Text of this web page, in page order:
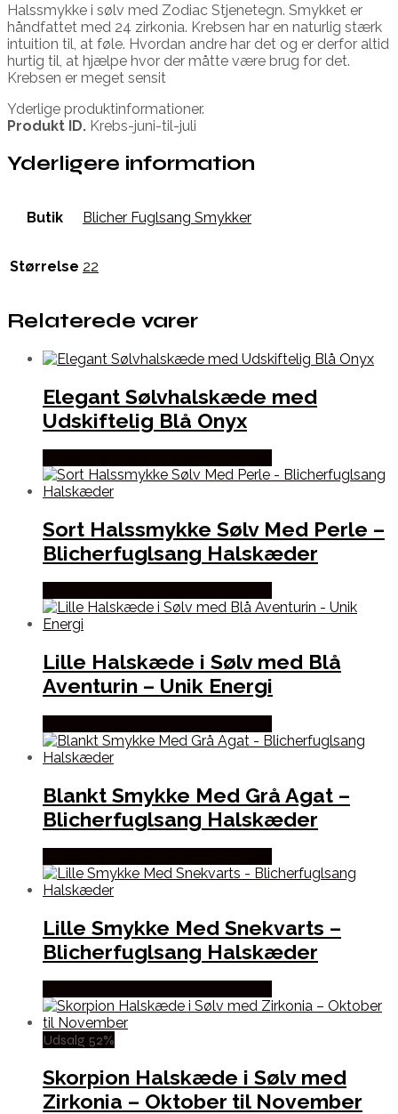
Halssmykke i sølv med Zodiac Stjenetegn. Smykket er
håndfattet med 24 zirkonia. Krebsen har en naturlig stærk
intuition til, at føle. Hvordan andre har det og er derfor altid
hurtig til, at hjælpe hvor der måtte være brug for det.
Krebsen er meget sensit
Yderlige produktinformationer.
Produkt ID. Krebs-juni-til-juli
Yderligere information
Butik Blicher Fuglsang Smykker
Størrelse 22
Relaterede varer
Elegant Sølvhalskæde med
Udskiftelig Blå Onyx
Sort Halssmykke Sølv Med Perle –
Blicherfuglsang Halskæder
Lille Halskæde i Sølv med Blå
Aventurin – Unik Energi
Blankt Smykke Med Grå Agat –
Blicherfuglsang Halskæder
Lille Smykke Med Snekvarts –
Blicherfuglsang Halskæder
Udsalg 52%
Skorpion Halskæde i Sølv med
Zirkonia – Oktober til November